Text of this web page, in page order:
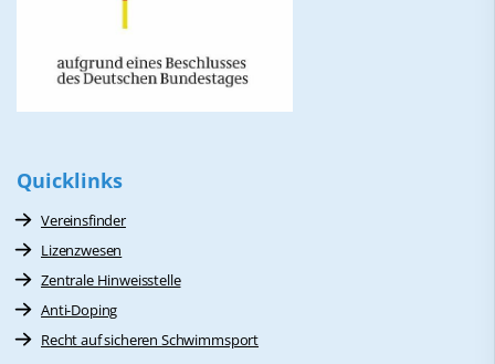
Quicklinks
Vereinsfinder
Lizenzwesen
Zentrale Hinweisstelle
Anti-Doping
Recht auf sicheren Schwimmsport